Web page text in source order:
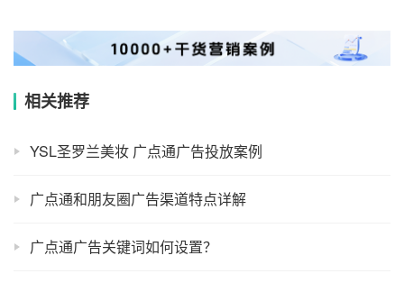
相关推荐
YSL圣罗兰美妆 广点通广告投放案例
广点通和朋友圈广告渠道特点详解
广点通广告关键词如何设置？